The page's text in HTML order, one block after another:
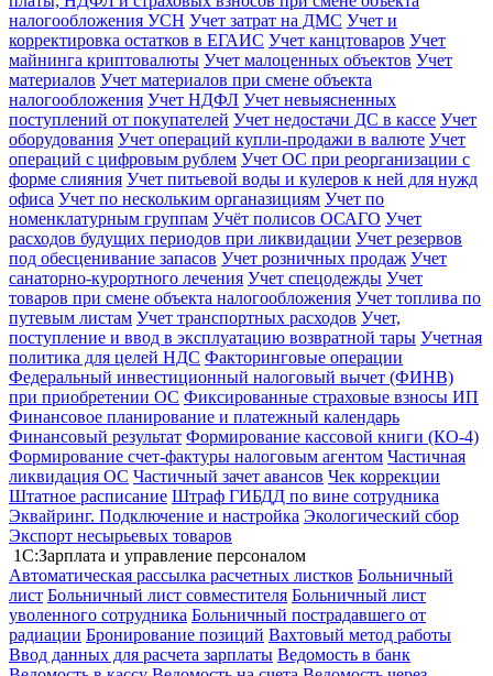
налогообложения УСН Учет затрат на ДМС Учет и
корректировка остатков в ЕГАИС Учет канцтоваров Учет
майнинга криптовалюты Учет малоценных объектов Учет
материалов Учет материалов при смене объекта
налогообложения Учет НДФЛ Учет невыясненных
поступлений от покупателей Учет недостачи ДС в кассе Учет
оборудования Учет операций купли-продажи в валюте Учет
операций с цифровым рублем Учет ОС при реорганизации с
форме слияния Учет питьевой воды и кулеров к ней для нужд
офиса Учет по нескольким органазициям Учет по
номенклатурным группам Учёт полисов ОСАГО Учет
расходов будущих периодов при ликвидации Учет резервов
под обесценивание запасов Учет розничных продаж Учет
санаторно-курортного лечения Учет спецодежды Учет
товаров при смене объекта налогообложения Учет топлива по
путевым листам Учет транспортных расходов Учет,
поступление и ввод в эксплуатацию возвратной тары Учетная
политика для целей НДС Факторинговые операции
Федеральный инвестиционный налоговый вычет (ФИНВ)
при приобретении ОС Фиксированные страховые взносы ИП
Финансовое планирование и платежный календарь
Финансовый результат Формирование кассовой книги (КО-4)
Формирование счет-фактуры налоговым агентом Частичная
ликвидация ОС Частичный зачет авансов Чек коррекции
Штатное расписание Штраф ГИБДД по вине сотрудника
Эквайринг. Подключение и настройка Экологический сбор
Экспорт несырьевых товаров
1С:Зарплата и управление персоналом
Автоматическая рассылка расчетных листков Больничный
лист Больничный лист совместителя Больничный лист
уволенного сотрудника Больничный пострадавшего от
радиации Бронирование позиций Вахтовый метод работы
Ввод данных для расчета зарплаты Ведомость в банк